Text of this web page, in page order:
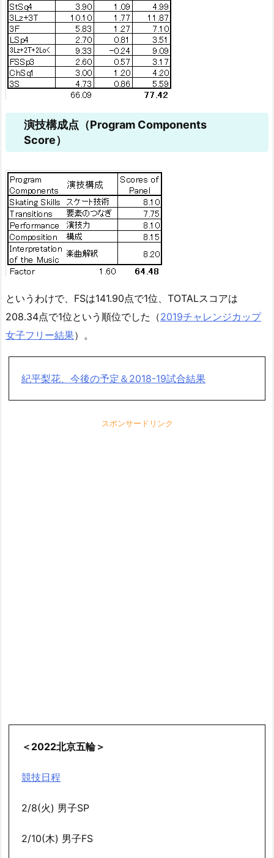
演技構成点（Program Components
Score）
というわけで、FSは141.90点で1位、TOTALスコアは
208.34点で1位という順位でした（2019チャレンジカップ
女子フリー結果）。
紀平梨花、今後の予定＆2018-19試合結果
スポンサードリンク
＜2022北京五輪＞
競技日程
2/8(火) 男子SP
2/10(木) 男子FS